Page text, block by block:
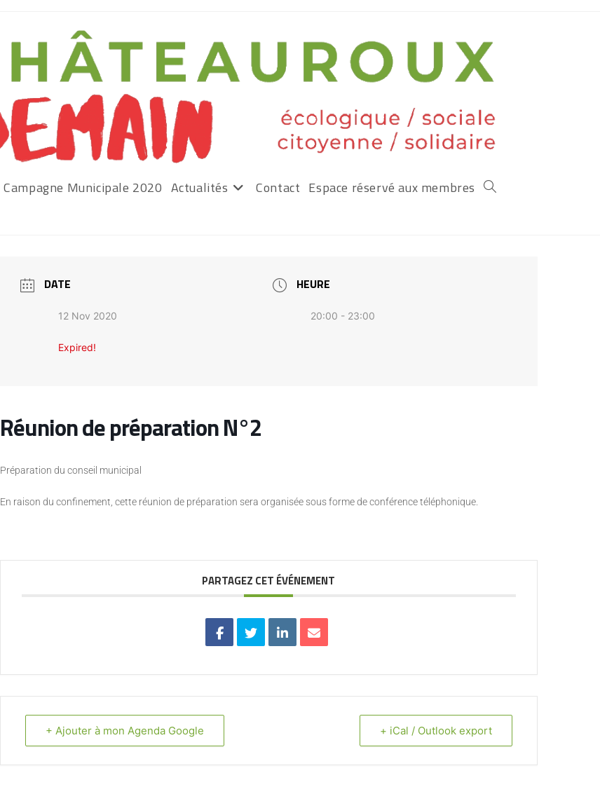
Campagne Municipale 2020 Actualités Contact Espace réservé aux membres
DATE
12 Nov 2020
Expired!
HEURE
20:00 - 23:00
Réunion de préparation N°2
Préparation du conseil municipal
En raison du confinement, cette réunion de préparation sera organisée sous forme de conférence téléphonique.
PARTAGEZ CET ÉVÉNEMENT
+ Ajouter à mon Agenda Google + iCal / Outlook export